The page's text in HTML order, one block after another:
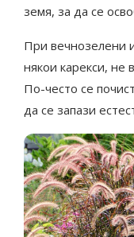
земя, за да се
При вечнозелени
някои карекси, не
По-често се
да се запази